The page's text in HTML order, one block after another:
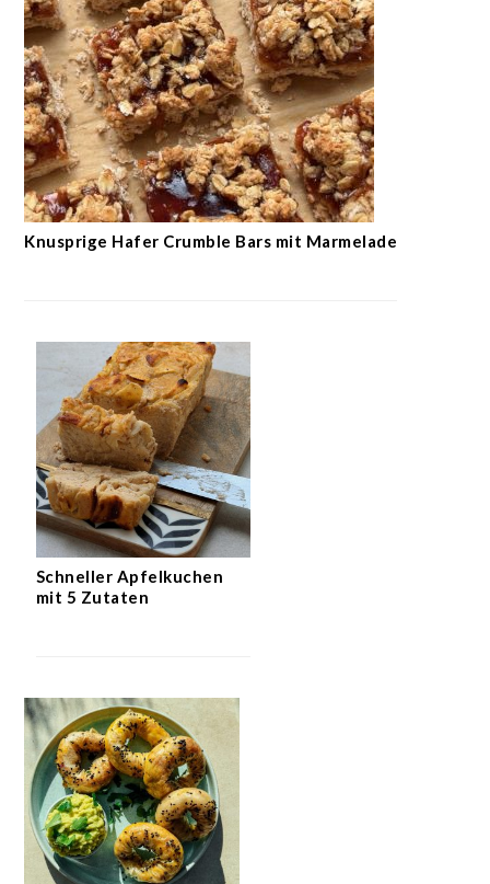
Knusprige Hafer Crumble Bars mit Marmelade
Schneller Apfelkuchen
mit 5 Zutaten